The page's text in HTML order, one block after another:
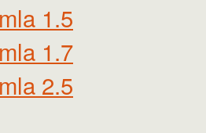
1.5
1.7
2.5